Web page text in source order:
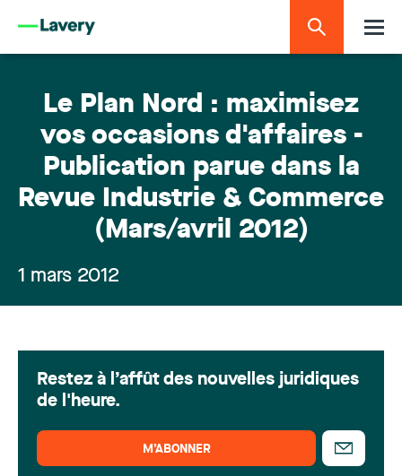
Le Plan Nord : maximisez
vos occasions d'affaires -
Publication parue dans la
Revue Industrie & Commerce
(Mars/avril 2012)
1 mars 2012
Restez à l’affût des nouvelles juridiques
de l'heure.
M’ABONNER